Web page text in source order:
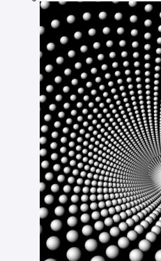
Ajouter la photographie